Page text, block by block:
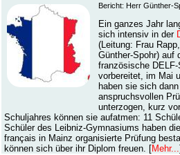
Bericht: Herr Günther-
Ein ganzes Jahr
sich intensiv in der
(Leitung: Frau
Günther-Spohr) auf
französische
vorbereitet, im Mai
haben sie sich
anspruchsvollen
unterzogen, kurz
Schuljahres können sie aufatmen: 11
Schüler des Leibniz-Gymnasiums haben
français in Mainz organisierte Prüfung
können sich über ihr Diplom freuen. [Mehr...